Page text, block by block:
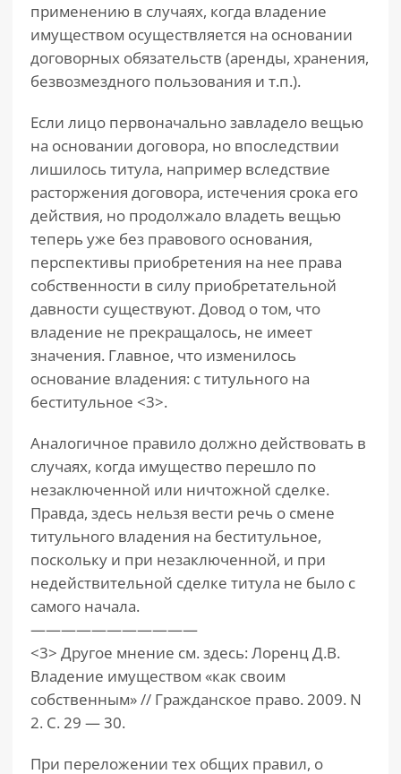
применению в случаях, когда владение
имуществом осуществляется на основании
договорных обязательств (аренды, хранения,
безвозмездного пользования и т.п.).
Если лицо первоначально завладело вещью
на основании договора, но впоследствии
лишилось титула, например вследствие
расторжения договора, истечения срока его
действия, но продолжало владеть вещью
теперь уже без правового основания,
перспективы приобретения на нее права
собственности в силу приобретательной
давности существуют. Довод о том, что
владение не прекращалось, не имеет
значения. Главное, что изменилось
основание владения: с титульного на
беститульное <3>.
Аналогичное правило должно действовать в
случаях, когда имущество перешло по
незаключенной или ничтожной сделке.
Правда, здесь нельзя вести речь о смене
титульного владения на беститульное,
поскольку и при незаключенной, и при
недействительной сделке титула не было с
самого начала.
———————————
<3> Другое мнение см. здесь: Лоренц Д.В.
Владение имуществом «как своим
собственным» // Гражданское право. 2009. N
2. С. 29 — 30.
При переложении тех общих правил, о